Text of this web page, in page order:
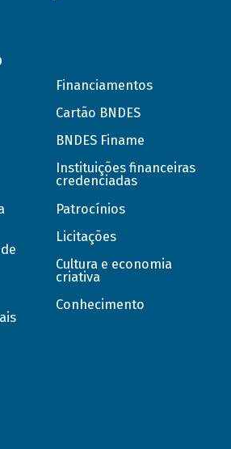
Financiamentos
Cartão BNDES
BNDES Finame
Instituições financeiras
credenciadas
Patrocínios
Licitações
Cultura e economia
criativa
Conhecimento